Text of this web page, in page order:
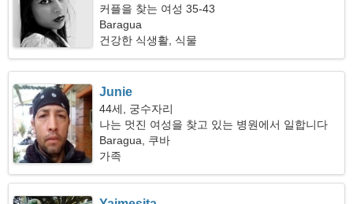
커플을 찾는 여성 35-43
Baragua
건강한 식생활, 식물
Junie
44세, 궁수자리
나는 멋진 여성을 찾고 있는 병원에서 일합니다
Baragua, 쿠바
가족